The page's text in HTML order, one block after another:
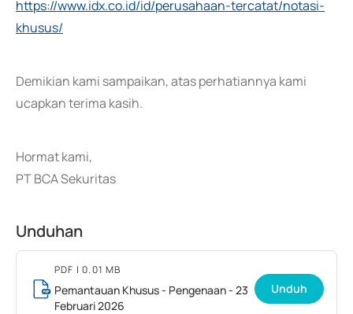
https://www.idx.co.id/id/perusahaan-tercatat/notasi-
khusus/
Demikian kami sampaikan, atas perhatiannya kami
ucapkan terima kasih.
Hormat kami,
PT BCA Sekuritas
Unduhan
PDF | 0.01 MB
Pemantauan Khusus - Pengenaan - 23
Februari 2026
Unduh